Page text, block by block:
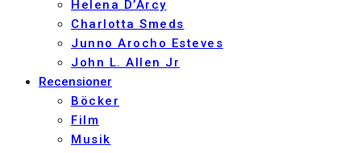
Helena D’Arcy
Charlotta Smeds
Junno Arocho Esteves
John L. Allen Jr
Recensioner
Böcker
Film
Musik